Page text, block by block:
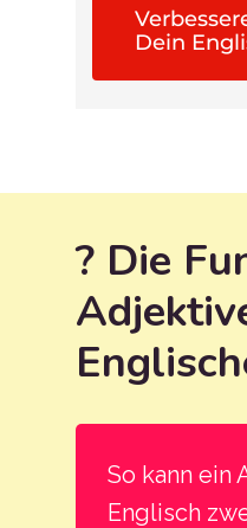
Dein
? Die
So kann ein
Englisch